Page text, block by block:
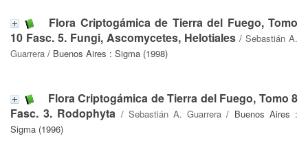
Flora Criptogámica de Tierra del Fuego, Tomo
10 Fasc. 5. Fungi, Ascomycetes, Helotiales / Sebastián A.
Guarrera / Buenos Aires : Sigma (1998)
Flora Criptogámica de Tierra del Fuego, Tomo 8
Fasc. 3. Rodophyta / Sebastián A. Guarrera / Buenos Aires :
Sigma (1996)